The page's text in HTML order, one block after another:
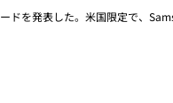
ドを発表した。米国限定で、